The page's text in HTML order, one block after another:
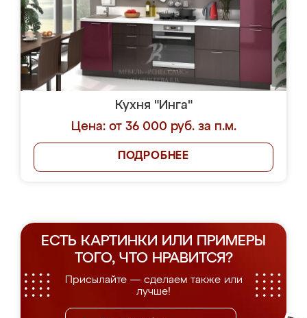
Кухня "Инга"
Цена: от 36 000 руб. за п.м.
ПОДРОБНЕЕ
ЕСТЬ КАРТИНКИ ИЛИ ПРИМЕРЫ
ТОГО, ЧТО НРАВИТСЯ?
Присылайте — сделаем также или
лучше!